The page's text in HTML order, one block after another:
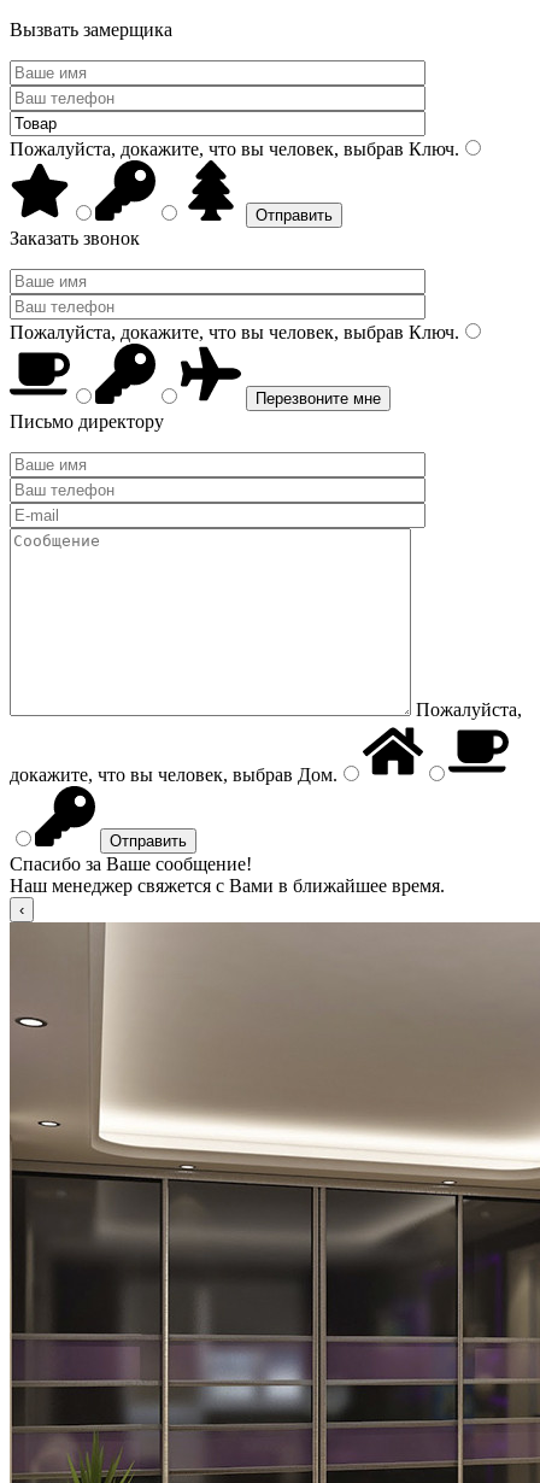
Вызвать замерщика
Пожалуйста, докажите, что вы человек, выбрав Ключ.
Заказать звонок
Пожалуйста, докажите, что вы человек, выбрав Ключ.
Письмо директору
Пожалуйста,
докажите, что вы человек, выбрав Дом.
Спасибо за Ваше сообщение!
Наш менеджер свяжется с Вами в ближайшее время.